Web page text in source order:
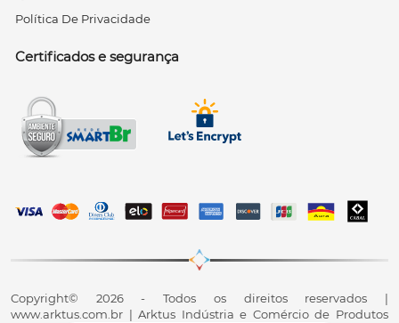
Política De Privacidade
Certificados e segurança
Copyright© 2026 - Todos os direitos reservados |
www.arktus.com.br | Arktus Indústria e Comércio de Produtos